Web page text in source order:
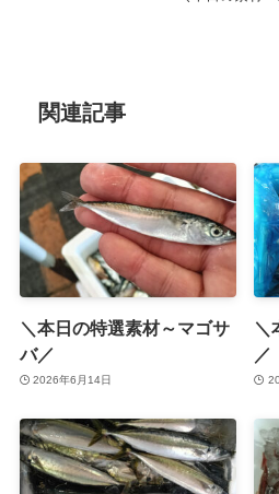
関連記事
＼本日の特選素材～マゴサ
バ／
2026年6月14日
＼
／